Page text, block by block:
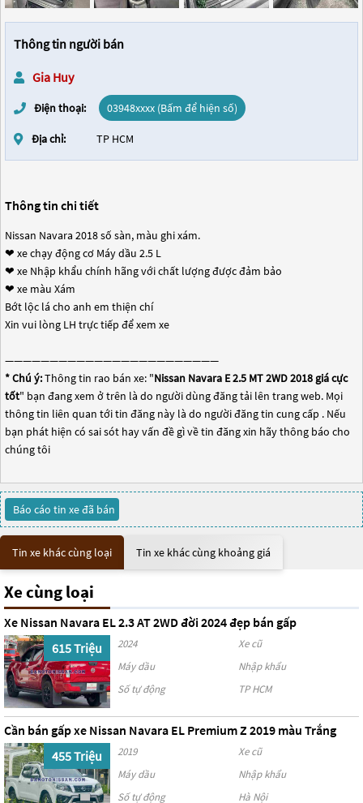
Thông tin người bán
Gia Huy
Điện thoại: 03948xxxx (Bấm để hiện số)
Địa chỉ: TP HCM
Thông tin chi tiết
Nissan Navara 2018 số sàn, màu ghi xám.
❤ xe chạy động cơ Máy dầu 2.5 L
❤ xe Nhập khẩu chính hãng với chất lượng được đảm bảo
❤ xe màu Xám
Bớt lộc lá cho anh em thiện chí
Xin vui lòng LH trực tiếp để xem xe
————————————————————————
* Chú ý:Thông tin rao bán xe: "Nissan Navara E 2.5 MT 2WD 2018 giá cực
tốt" bạn đang xem ở trên là do người dùng đăng tải lên trang web. Mọi
thông tin liên quan tới tin đăng này là do người đăng tin cung cấp . Nếu
bạn phát hiện có sai sót hay vấn đề gì về tin đăng xin hãy thông báo cho
chúng tôi
Báo cáo tin xe đã bán
Tin xe khác cùng loại Tin xe khác cùng khoảng giá
Xe cùng loại
Xe Nissan Navara EL 2.3 AT 2WD đời 2024 đẹp bán gấp
615 Triệu
2024
Xe cũ
Máy dầu
Nhập khẩu
Số tự động
TP HCM
Cần bán gấp xe Nissan Navara EL Premium Z 2019 màu Trắng
455 Triệu
2019
Xe cũ
Máy dầu
Nhập khẩu
Số tự động
Hà Nội